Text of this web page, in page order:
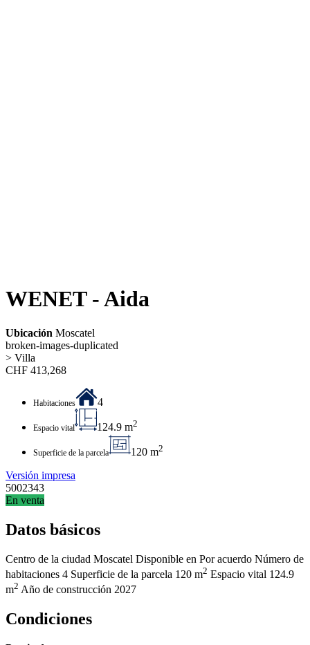
WENET - Aida
Ubicación Moscatel
broken-images-duplicated
> Villa
CHF 413,268
Habitaciones 4
Espacio vital 124.9 m2
Superficie de la parcela 120 m2
Versión impresa
5002343
En venta
Datos básicos
Centro de la ciudad Moscatel Disponible en Por acuerdo Número de
habitaciones 4 Superficie de la parcela 120 m2 Espacio vital 124.9
m2 Año de construcción 2027
Condiciones